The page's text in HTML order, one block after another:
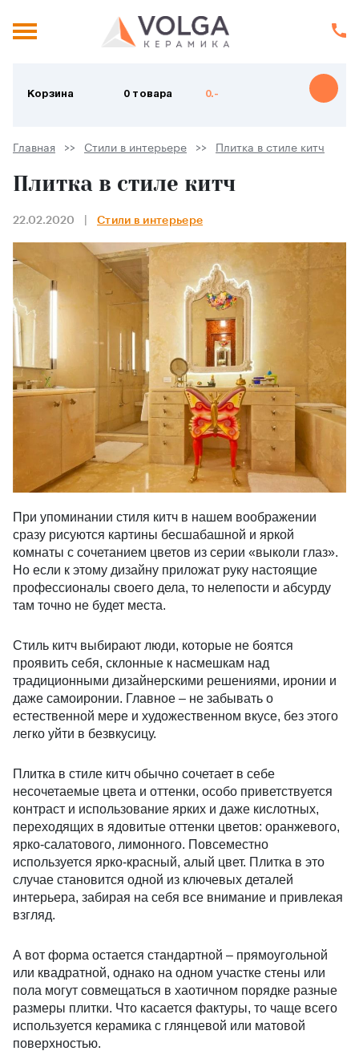
Корзина 0 товара 0.-
Главная Стили в интерьере Плитка в стиле китч
Плитка в стиле китч
22.02.2020 Стили в интерьере
При упоминании стиля китч в нашем воображении
сразу рисуются картины бесшабашной и яркой
комнаты с сочетанием цветов из серии «выколи глаз».
Но если к этому дизайну приложат руку настоящие
профессионалы своего дела, то нелепости и абсурду
там точно не будет места.
Стиль китч выбирают люди, которые не боятся
проявить себя, склонные к насмешкам над
традиционными дизайнерскими решениями, иронии и
даже самоиронии. Главное – не забывать о
естественной мере и художественном вкусе, без этого
легко уйти в безвкусицу.
Плитка в стиле китч обычно сочетает в себе
несочетаемые цвета и оттенки, особо приветствуется
контраст и использование ярких и даже кислотных,
переходящих в ядовитые оттенки цветов: оранжевого,
ярко-салатового, лимонного. Повсеместно
используется ярко-красный, алый цвет. Плитка в это
случае становится одной из ключевых деталей
интерьера, забирая на себя все внимание и привлекая
взгляд.
А вот форма остается стандартной – прямоугольной
или квадратной, однако на одном участке стены или
пола могут совмещаться в хаотичном порядке разные
размеры плитки. Что касается фактуры, то чаще всего
используется керамика с глянцевой или матовой
поверхностью.